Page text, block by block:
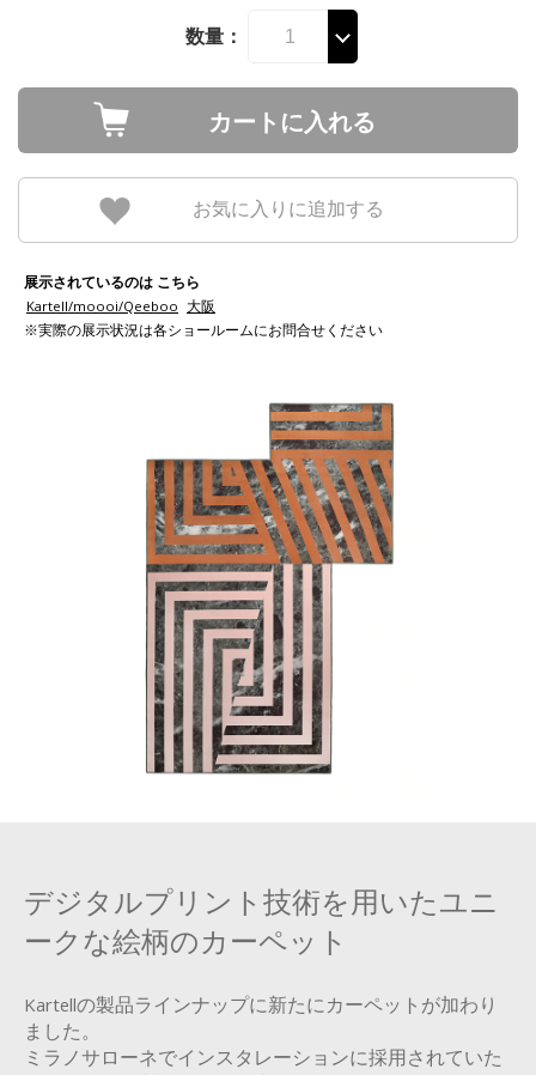
数量：
カートに入れる
お気に入りに追加する
展示されているのは こちら
Kartell/moooi/Qeeboo 大阪
※実際の展示状況は各ショールームにお問合せください
デジタルプリント技術を用いたユニ
ークな絵柄のカーペット
Kartellの製品ラインナップに新たにカーペットが加わり
ました。
ミラノサローネでインスタレーションに採用されていた